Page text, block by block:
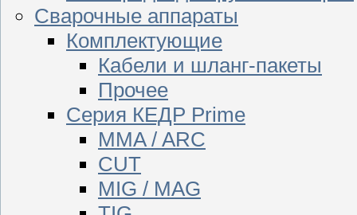
Сварочные аппараты
Комплектующие
Кабели и шланг-пакеты
Прочее
Серия КЕДР Prime
MMA / ARC
CUT
MIG / MAG